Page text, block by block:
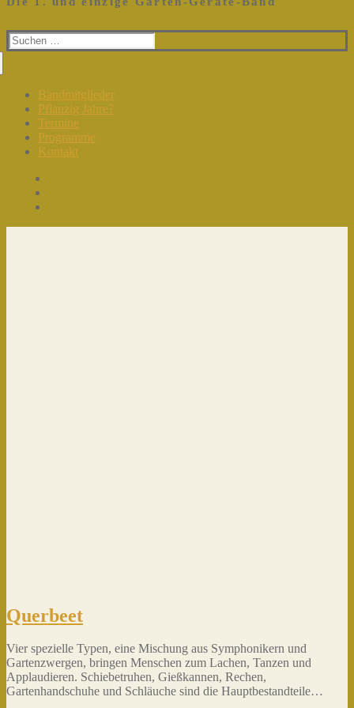
Suchen
nach:
Bandmitglieder
Pflanzig Jahre?
Termine
Programme
Kontakt
Querbeet
Vier spezielle Typen, eine Mischung aus Symphonikern und
Gartenzwergen, bringen Menschen zum Lachen, Tanzen und
Applaudieren. Schiebetruhen, Gießkannen, Rechen,
Gartenhandschuhe und Schläuche sind die Hauptbestandteile…